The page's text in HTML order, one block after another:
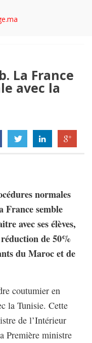
La France
avec la
normales
France semble
avec ses élèves,
de 50%
du Maroc et de
coutumier en
la Tunisie. Cette
de l’Intérieur
Première ministre